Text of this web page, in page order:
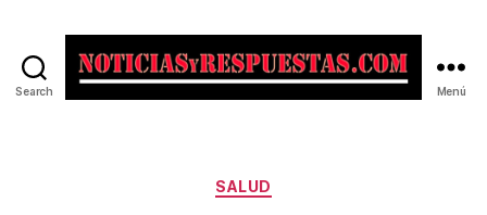
Search Menú
Categorías
SALUD